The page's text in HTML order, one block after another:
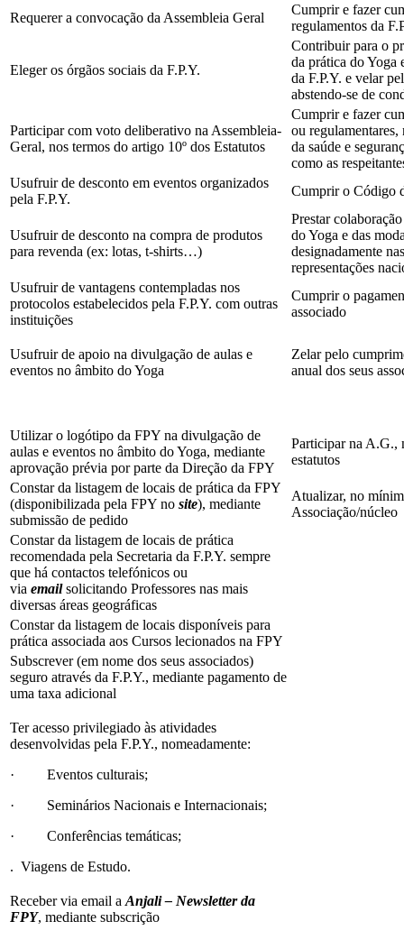
Requerer a convocação da Assembleia Geral
Cumprir e fazer
regulamentos da
Eleger os órgãos sociais da F.P.Y.
Contribuir para o
da prática do Yoga
da F.P.Y. e velar
abstendo-se de
Participar com voto deliberativo na Assembleia-
Geral, nos termos do artigo 10º dos Estatutos
Cumprir e fazer
ou regulamentares,
da saúde e
como as
Usufruir de desconto em eventos organizados
pela F.P.Y.
Cumprir o Código
Usufruir de desconto na compra de produtos
para revenda (ex: lotas, t-shirts…)
Prestar
do Yoga e das
designadamente
representações
Usufruir de vantagens contempladas nos
protocolos estabelecidos pela F.P.Y. com outras
instituições
Cumprir o
associado
Usufruir de apoio na divulgação de aulas e
eventos no âmbito do Yoga
Zelar pelo
anual dos seus
Utilizar o logótipo da FPY na divulgação de
aulas e eventos no âmbito do Yoga, mediante
aprovação prévia por parte da Direção da FPY
Participar na A.G.,
estatutos
Constar da listagem de locais de prática da FPY
(disponibilizada pela FPY no site), mediante
submissão de pedido
Atualizar, no
Associação/núcleo
Constar da listagem de locais de prática
recomendada pela Secretaria da F.P.Y. sempre
que há contactos telefónicos ou
via emailsolicitando Professores nas mais
diversas áreas geográficas
Constar da listagem de locais disponíveis para
prática associada aos Cursos lecionados na FPY
Subscrever (em nome dos seus associados)
seguro através da F.P.Y., mediante pagamento de
uma taxa adicional
Ter acesso privilegiado às atividades
desenvolvidas pela F.P.Y., nomeadamente:
· Eventos culturais;
· Seminários Nacionais e Internacionais;
· Conferências temáticas;
. Viagens de Estudo.
Receber via email a Anjali – Newsletter da
FPY, mediante subscrição